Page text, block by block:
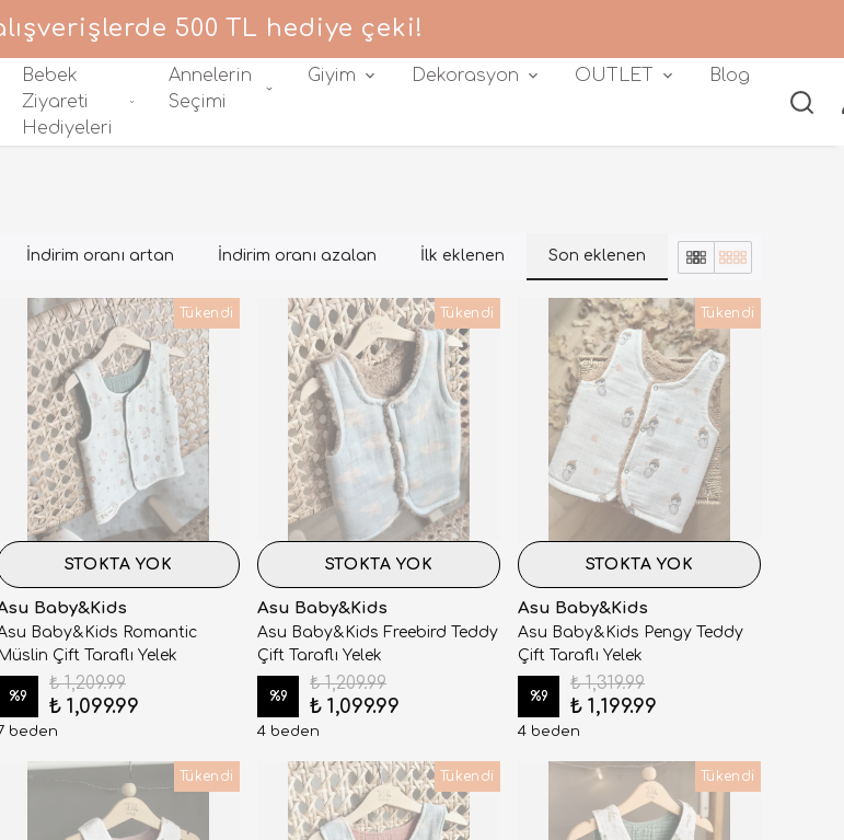
500 TL hediye çeki!
Bebek
Ziyareti
Hediyeleri
Annelerin
Seçimi
Giyim Dekorasyon OUTLET Blog
İndirim oranı artan İndirim oranı azalan İlk eklenen Son eklenen
Tükendi
STOKTA YOK
Baby&Kids
Baby&Kids Romantic
Müslin Çift Taraflı Yelek
%9
₺ 1,209.99
₺ 1,099.99
beden
Tükendi
STOKTA YOK
Asu Baby&Kids
Asu Baby&Kids Freebird Teddy
Çift Taraflı Yelek
%9
₺ 1,209.99
₺ 1,099.99
4 beden
Tükendi
STOKTA YOK
Asu Baby&Kids
Asu Baby&Kids Pengy Teddy
Çift Taraflı Yelek
%9
₺ 1,319.99
₺ 1,199.99
4 beden
Tükendi Tükendi Tükendi